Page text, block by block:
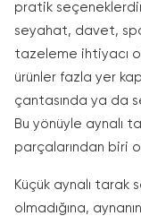
pratik
seyahat, davet,
tazeleme ihtiyacı
ürünler fazla yer
çantasında ya da
Bu yönüyle aynalı
parçalarından biri
Küçük aynalı tarak
olmadığına,